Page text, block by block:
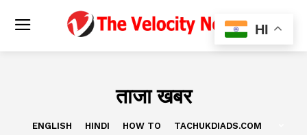
ताजा खबर
ENGLISH HINDI HOW TO TACHUKDIADS.COM
HI